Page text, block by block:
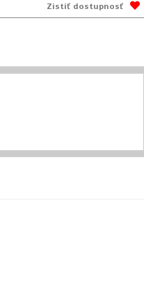
Zistiť dostupnosť